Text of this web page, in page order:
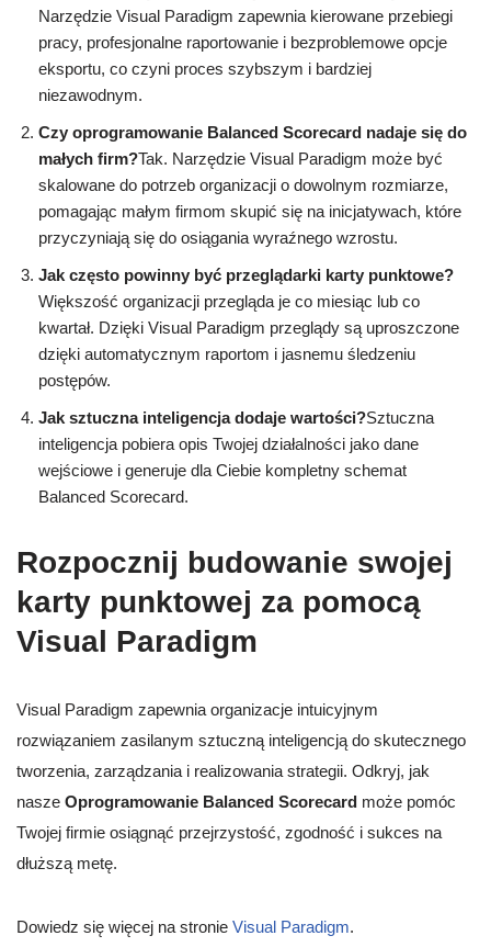
Narzędzie Visual Paradigm zapewnia kierowane przebiegi
pracy, profesjonalne raportowanie i bezproblemowe opcje
eksportu, co czyni proces szybszym i bardziej
niezawodnym.
Czy oprogramowanie Balanced Scorecard nadaje się do
małych firm?Tak. Narzędzie Visual Paradigm może być
skalowane do potrzeb organizacji o dowolnym rozmiarze,
pomagając małym firmom skupić się na inicjatywach, które
przyczyniają się do osiągania wyraźnego wzrostu.
Jak często powinny być przeglądarki karty punktowe?
Większość organizacji przegląda je co miesiąc lub co
kwartał. Dzięki Visual Paradigm przeglądy są uproszczone
dzięki automatycznym raportom i jasnemu śledzeniu
postępów.
Jak sztuczna inteligencja dodaje wartości?Sztuczna
inteligencja pobiera opis Twojej działalności jako dane
wejściowe i generuje dla Ciebie kompletny schemat
Balanced Scorecard.
Rozpocznij budowanie swojej
karty punktowej za pomocą
Visual Paradigm
Visual Paradigm zapewnia organizacje intuicyjnym
rozwiązaniem zasilanym sztuczną inteligencją do skutecznego
tworzenia, zarządzania i realizowania strategii. Odkryj, jak
nasze Oprogramowanie Balanced Scorecard może pomóc
Twojej firmie osiągnąć przejrzystość, zgodność i sukces na
dłuższą metę.
Dowiedz się więcej na stronie Visual Paradigm.